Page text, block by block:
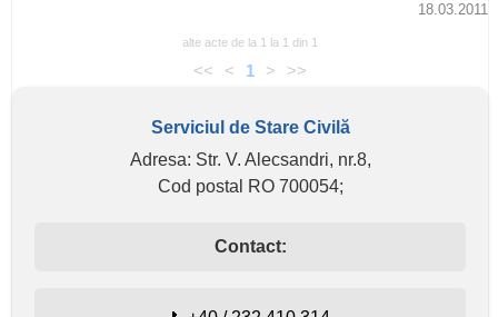
18.03.2011
alte acte de la 1 la 1 din 1
<< < 1 > >>
Serviciul de Stare Civilă
Adresa: Str. V. Alecsandri, nr.8,
Cod postal RO 700054;
Contact: